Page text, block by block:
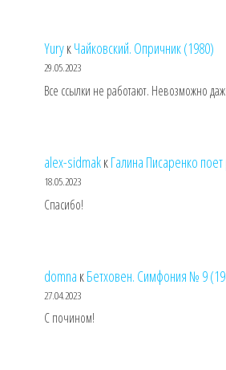
YuryкЧайковский. Опричник (1980)
29.05.2023
Все ссылки не работают. Невозможно
alex-sidmakкГалина Писаренко
18.05.2023
Спасибо!
domna кБетховен. Симфония № 9
27.04.2023
С почином!